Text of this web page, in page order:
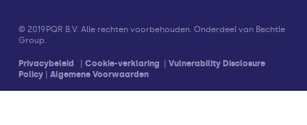
© 2019PQR B.V. Alle rechten voorbehouden. Onderdeel van Bechtle
Group.
Privacybeleid | Cookie-verklaring | Vulnerability Disclosure
Policy | Algemene Voorwaarden